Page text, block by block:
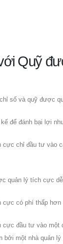
Quỹ
số và quỹ được
để đánh bại lợi
cực chỉ đầu tư vào
quản lý tích cực
cực có phí thấp hơn
cực đầu tư vào một
bởi một nhà quản lý